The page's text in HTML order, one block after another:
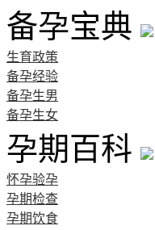
备孕宝典
生育政策
备孕经验
备孕生男
备孕生女
孕期百科
怀孕验孕
孕期检查
孕期饮食